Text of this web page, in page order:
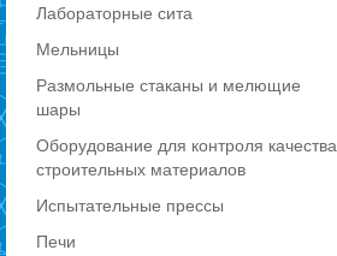
Лабораторные сита
Мельницы
Размольные стаканы и мелющие
шары
Оборудование для контроля качества
строительных материалов
Испытательные прессы
Печи